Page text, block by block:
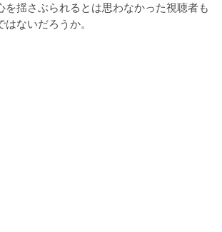
を揺さぶられるとは思わなかった視聴者も
ないだろうか。